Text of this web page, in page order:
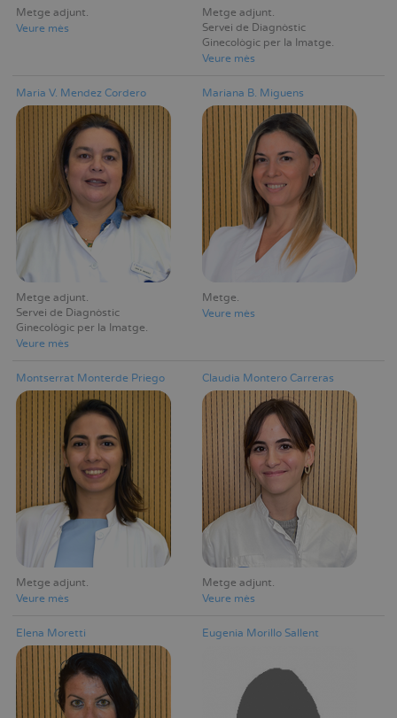
Metge adjunt
Veure mès
Metge adjunt
Servei de Diagnòstic
Ginecològic per la Imatge
Veure mès
Maria V. Mendez Cordero
Metge adjunt
Servei de Diagnòstic
Ginecològic per la Imatge
Veure mès
Mariana B. Miguens
Metge
Veure mès
Montserrat Monterde Priego
Metge adjunt
Veure mès
Claudia Montero Carreras
Metge adjunt
Veure mès
Elena Moretti Eugenia Morillo Sallent